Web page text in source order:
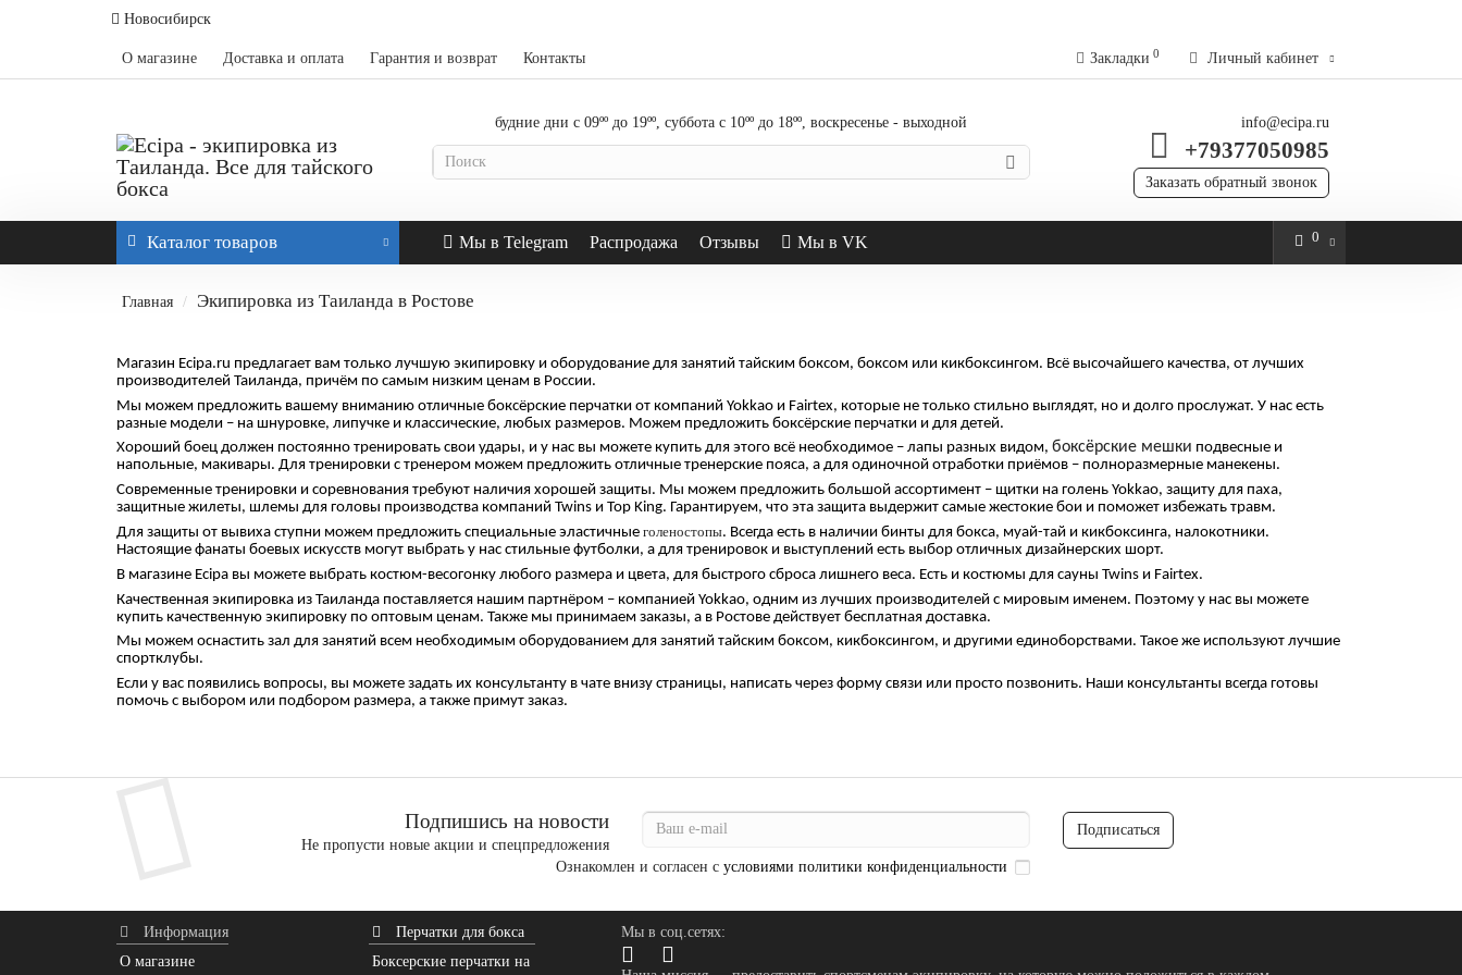
Новосибирск
О магазине Доставка и оплата Гарантия и возврат Контакты Закладки 0 Личный кабинет
будние дни с 09ºº до 19ºº, суббота с 10ºº до 18ºº, воскресенье - выходной info@ecipa.ru
+79377050985
Заказать обратный звонок
Каталог товаров Мы в Telegram Распродажа Отзывы Мы в VK 0
Главная Экипировка из Таиланда в Ростове
Магазин Ecipa.ru предлагает вам только лучшую экипировку и оборудование для занятий тайским боксом, боксом или кикбоксингом. Всё высочайшего качества, от лучших
производителей Таиланда, причём по самым низким ценам в России.
Мы можем предложить вашему вниманию отличные боксёрские перчатки от компаний Yokkao и Fairtex, которые не только стильно выглядят, но и долго прослужат. У нас есть
разные модели – на шнуровке, липучке и классические, любых размеров. Можем предложить боксёрские перчатки и для детей.
Хороший боец должен постоянно тренировать свои удары, и у нас вы можете купить для этого всё необходимое – лапы разных видом, боксёрские мешки подвесные и
напольные, макивары. Для тренировки с тренером можем предложить отличные тренерские пояса, а для одиночной отработки приёмов – полноразмерные манекены.
Современные тренировки и соревнования требуют наличия хорошей защиты. Мы можем предложить большой ассортимент – щитки на голень Yokkao, защиту для паха,
защитные жилеты, шлемы для головы производства компаний Twins и Top King. Гарантируем, что эта защита выдержит самые жестокие бои и поможет избежать травм.
Для защиты от вывиха ступни можем предложить специальные эластичные голеностопы. Всегда есть в наличии бинты для бокса, муай-тай и кикбоксинга, налокотники.
Настоящие фанаты боевых искусств могут выбрать у нас стильные футболки, а для тренировок и выступлений есть выбор отличных дизайнерских шорт.
В магазине Ecipa вы можете выбрать костюм-весогонку любого размера и цвета, для быстрого сброса лишнего веса. Есть и костюмы для сауны Twins и Fairtex.
Качественная экипировка из Таиланда поставляется нашим партнёром – компанией Yokkao, одним из лучших производителей с мировым именем. Поэтому у нас вы можете
купить качественную экипировку по оптовым ценам. Также мы принимаем заказы, а в Ростове действует бесплатная доставка.
Мы можем оснастить зал для занятий всем необходимым оборудованием для занятий тайским боксом, кикбоксингом, и другими единоборствами. Такое же используют лучшие
спортклубы.
Если у вас появились вопросы, вы можете задать их консультанту в чате внизу страницы, написать через форму связи или просто позвонить. Наши консультанты всегда готовы
помочь с выбором или подбором размера, а также примут заказ.
Подпишись на новости
Не пропусти новые акции и спецпредложения
Подписаться
Ознакомлен и согласен с условиями политики конфиденциальности
Информация
О магазине
Перчатки для бокса
Боксерские перчатки на
Мы в соц.сетях: